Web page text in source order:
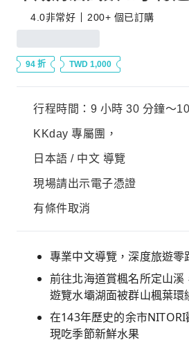
4.0非常好 200+ 個已訂購
94 折 TWD 1,000
行程時間：9 小時 30 分鐘～
KKday 專屬團，
日本語 / 中文 導覽
現場請出示電子憑證
有條件取消
專業中文導覽，深度旅遊零
前往北海道賞楓名所定山
遊覽水壩湖面被群山楓葉環
在143年歷史的余市
現吃季節新鮮水果